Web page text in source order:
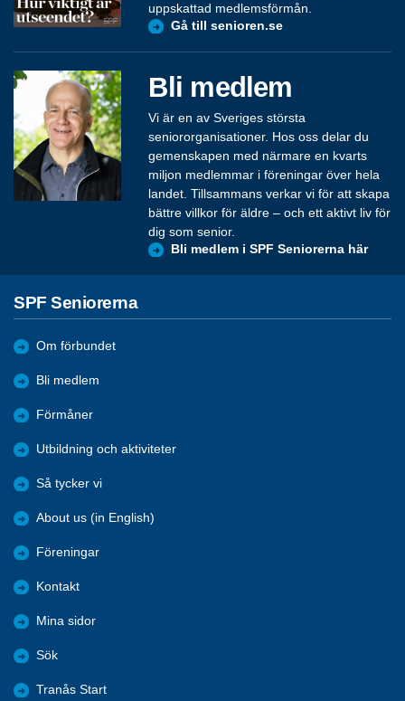
uppskattad medlemsförmån.
Gå till senioren.se
Bli medlem
Vi är en av Sveriges största
seniororganisationer. Hos oss delar du
gemenskapen med närmare en kvarts
miljon medlemmar i föreningar över hela
landet. Tillsammans verkar vi för att skapa
bättre villkor för äldre – och ett aktivt liv för
dig som senior.
Bli medlem i SPF Seniorerna här
SPF Seniorerna
Om förbundet
Bli medlem
Förmåner
Utbildning och aktiviteter
Så tycker vi
About us (in English)
Föreningar
Kontakt
Mina sidor
Sök
Tranås Start